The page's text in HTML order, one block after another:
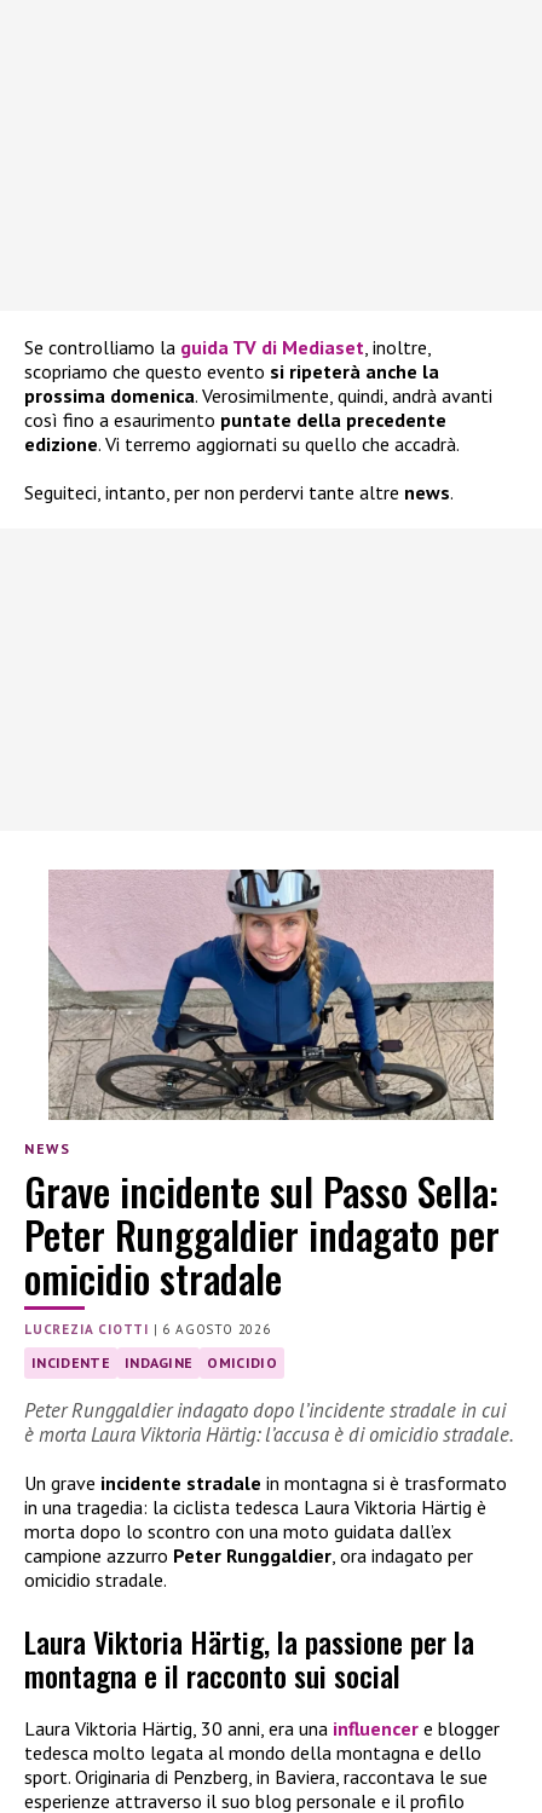
Se controlliamo la guida TV di Mediaset, inoltre,
scopriamo che questo evento si ripeterà anche la
prossima domenica. Verosimilmente, quindi, andrà avanti
così fino a esaurimento puntate della precedente
edizione. Vi terremo aggiornati su quello che accadrà.
Seguiteci, intanto, per non perdervi tante altre news.
NEWS
Grave incidente sul Passo Sella:
Peter Runggaldier indagato per
omicidio stradale
LUCREZIA CIOTTI | 6 AGOSTO 2026
INCIDENTE INDAGINE OMICIDIO
Peter Runggaldier indagato dopo l’incidente stradale in cui
è morta Laura Viktoria Härtig: l’accusa è di omicidio stradale.
Un grave incidente stradale in montagna si è trasformato
in una tragedia: la ciclista tedesca Laura Viktoria Härtig è
morta dopo lo scontro con una moto guidata dall’ex
campione azzurro Peter Runggaldier, ora indagato per
omicidio stradale.
Laura Viktoria Härtig, la passione per la
montagna e il racconto sui social
Laura Viktoria Härtig, 30 anni, era una influencer e blogger
tedesca molto legata al mondo della montagna e dello
sport. Originaria di Penzberg, in Baviera, raccontava le sue
esperienze attraverso il suo blog personale e il profilo